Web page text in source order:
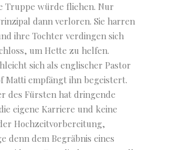
Truppe würde fliehen. Nur
dann verloren. Sie harren
ihre Tochter verdingen sich
um Hette zu helfen.
sich als englischer Pastor
Matti empfängt ihn begeistert.
des Fürsten hat dringende
eigene Karriere und keine
Hochzeitvorbereitung,
denn dem Begräbnis eines